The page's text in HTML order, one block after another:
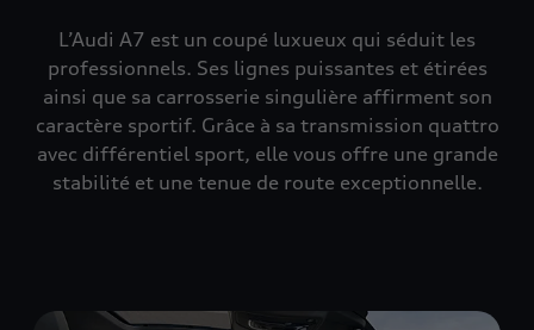
L’Audi A7 est un coupé luxueux qui séduit les
professionnels. Ses lignes puissantes et étirées
ainsi que sa carrosserie singulière affirment son
caractère sportif. Grâce à sa transmission quattro
avec différentiel sport, elle vous offre une grande
stabilité et une tenue de route exceptionnelle.